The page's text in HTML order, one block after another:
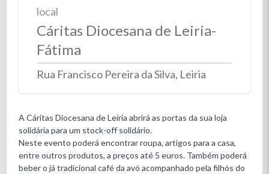
local
Cáritas Diocesana de Leiria-
Fátima
Rua Francisco Pereira da Silva, Leiria
A Cáritas Diocesana de Leiria abrirá as portas da sua loja
solidária para um stock-off solidário.
Neste evento poderá encontrar roupa, artigos para a casa,
entre outros produtos, a preços até 5 euros. Também poderá
beber o já tradicional café da avó acompanhado pela filhós do